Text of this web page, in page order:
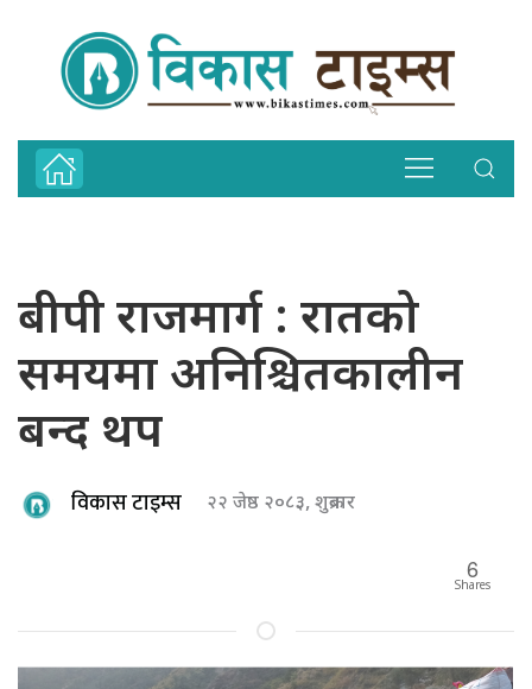
बीपी राजमार्ग : रातको
समयमा अनिश्चितकालीन
बन्द थप
विकास टाइम्स २२ जेष्ठ २०८३, शुक्रबार
6
Shares